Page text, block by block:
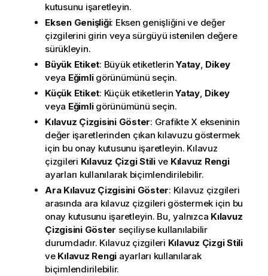
kutusunu işaretleyin.
Eksen Genişliği: Eksen genişliğini ve değer
çizgilerini girin veya sürgüyü istenilen değere
sürükleyin.
Büyük Etiket: Büyük etiketlerin Yatay, Dikey
veya Eğimligörünümünü seçin.
Küçük Etiket: Küçük etiketlerin Yatay, Dikey
veya Eğimligörünümünü seçin.
Kılavuz Çizgisini Göster: Grafikte X ekseninin
değer işaretlerinden çıkan kılavuzu göstermek
için bu onay kutusunu işaretleyin. Kılavuz
çizgileri Kılavuz Çizgi Stilive Kılavuz Rengi
ayarları kullanılarak biçimlendirilebilir.
Ara Kılavuz Çizgisini Göster: Kılavuz çizgileri
arasında ara kılavuz çizgileri göstermek için bu
onay kutusunu işaretleyin. Bu, yalnızca Kılavuz
Çizgisini Göster seçiliyse kullanılabilir
durumdadır. Kılavuz çizgileri Kılavuz Çizgi Stili
ve Kılavuz Rengi ayarları kullanılarak
biçimlendirilebilir.